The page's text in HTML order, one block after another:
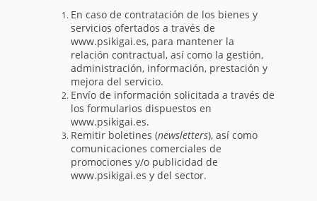
En caso de contratación de los bienes y
servicios ofertados a través de
www.psikigai.es, para mantener la
relación contractual, así como la gestión,
administración, información, prestación y
mejora del servicio.
Envío de información solicitada a través de
los formularios dispuestos en
www.psikigai.es.
Remitir boletines (newsletters), así como
comunicaciones comerciales de
promociones y/o publicidad de
www.psikigai.es y del sector.